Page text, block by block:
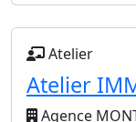
Atelier
Atelier
Agence